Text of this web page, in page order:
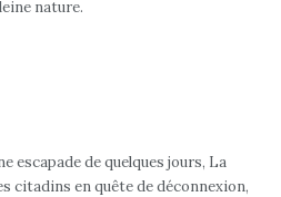
nature.
escapade de quelques jours, La
citadins en quête de déconnexion,